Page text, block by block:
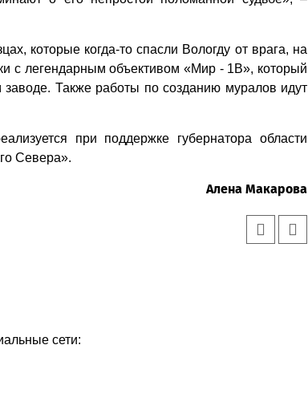
которые когда-то спасли Вологду от врага, на
с легендарным объективом «Мир - 1В», который
Также работы по созданию муралов идут
при поддержке губернатора области
Севера».
Алена Макарова
сети: